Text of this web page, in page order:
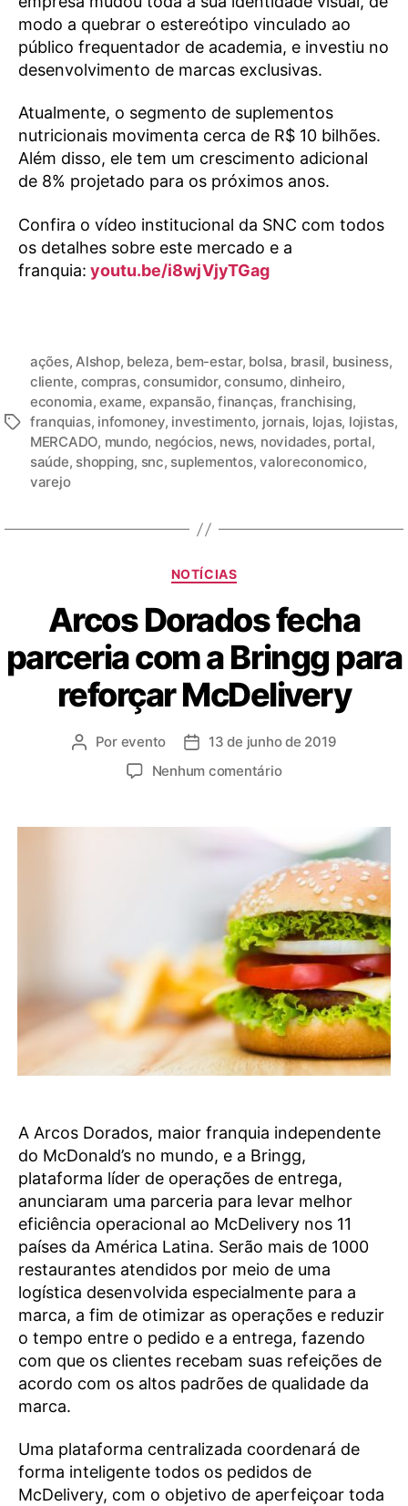
modo a quebrar o estereótipo vinculado ao
público frequentador de academia, e investiu no
desenvolvimento de marcas exclusivas.
Atualmente, o segmento de suplementos
nutricionais movimenta cerca de R$ 10 bilhões.
Além disso, ele tem um crescimento adicional
de 8% projetado para os próximos anos.
Confira o vídeo institucional da SNC com todos
os detalhes sobre este mercado e a
franquia: youtu.be/i8wjVjyTGag
ações,Alshop, beleza, bem-estar, bolsa, brasil, business,
cliente, compras,consumidor,consumo,dinheiro,
economia,exame, expansão,finanças, franchising,
franquias, infomoney, investimento, jornais, lojas, lojistas,
MERCADO, mundo, negócios, news, novidades, portal,
saúde, shopping, snc, suplementos,valoreconomico,
varejo
NOTÍCIAS
Arcos Dorados fecha
parceria com a Bringg para
reforçar McDelivery
Por evento
13 de junho de 2019
Nenhum comentário
A Arcos Dorados, maior franquia independente
do McDonald’s no mundo, e a Bringg,
plataforma líder de operações de entrega,
anunciaram uma parceria para levar melhor
eficiência operacional ao McDelivery nos 11
países da América Latina. Serão mais de 1000
restaurantes atendidos por meio de uma
logística desenvolvida especialmente para a
marca, a fim de otimizar as operações e reduzir
o tempo entre o pedido e a entrega, fazendo
com que os clientes recebam suas refeições de
acordo com os altos padrões de qualidade da
marca.
Uma plataforma centralizada coordenará de
forma inteligente todos os pedidos de
McDelivery, com o objetivo de aperfeiçoar toda